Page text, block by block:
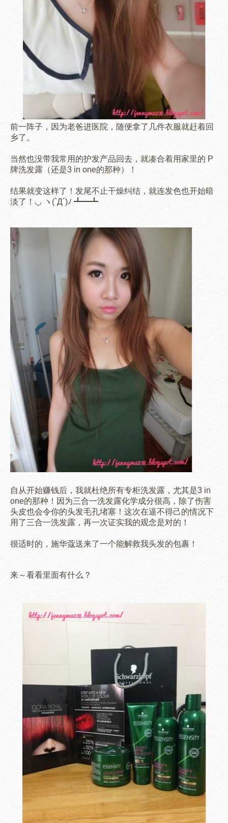
前一阵子，因为老爸进医院，随便拿了几件衣服就赶着回
乡了。
当然也没带我常用的护发产品回去，就凑合着用家里的 P
牌洗发露（还是3 in one的那种）！
结果就变这样了！ 发尾不止干燥纠结 ，就连发色也开始暗
淡了！ ◡ ヽ(`Д´)ﾉ ┻━┻
自从开始赚钱后，我就杜绝所有专柜洗发露，尤其是3 in
one的那种！因为三合一洗发露化学成分很高，除了伤害
头皮也会令你的头发毛孔堵塞！ 这次在逼不得己的情况下
用了三合一洗发露，再一次证实我的观念是对的！
很适时的，施华蔻送来了一个能解救我头发的包裹！
来～看看里面有什么？